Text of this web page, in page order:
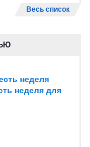
Весь список
неделя
неделя для